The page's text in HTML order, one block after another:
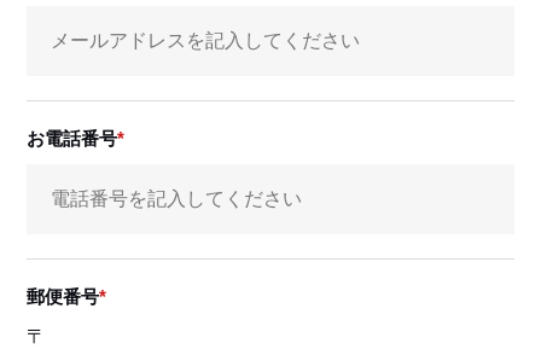
お電話番号
郵便番号
〒